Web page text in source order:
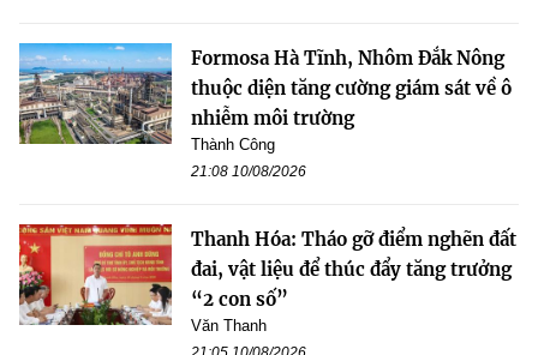
Formosa Hà Tĩnh, Nhôm Đắk Nông
thuộc diện tăng cường giám sát về ô
nhiễm môi trường
Thành Công
21:08 10/08/2026
Thanh Hóa: Tháo gỡ điểm nghẽn đất
đai, vật liệu để thúc đẩy tăng trưởng
“2 con số”
Văn Thanh